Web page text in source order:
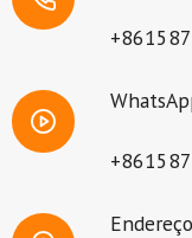
Endereço